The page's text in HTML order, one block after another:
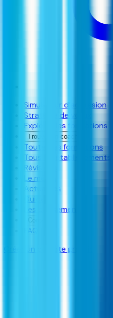
Simulateur d’admission
Stratégie de vœux
Explorer les formations
Trouver un coach
Toutes les formations
Tous les établissements
Révisions
Le média
Actualités
Guides
Les classements
Contact
FAQ
Créer un compte gratuit